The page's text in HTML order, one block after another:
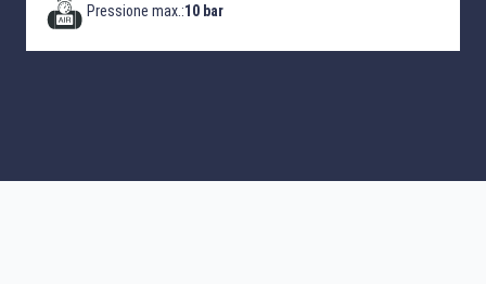
Pressione max.:10 bar